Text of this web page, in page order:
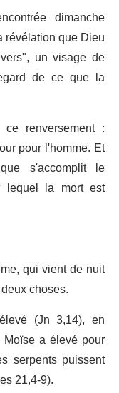
dimanche
que Dieu
un visage de
de ce que la
renversement :
pour l'homme. Et
s'accomplit le
lequel la mort est
qui vient de nuit
choses.
(Jn 3,14), en
a élevé pour
serpents puissent
21,4-9).